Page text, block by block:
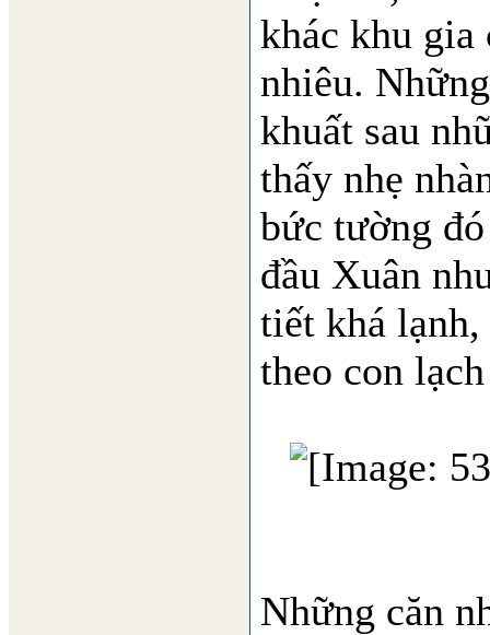
khác khu gia
nhiêu.
khuất sau
thấy nhẹ
bức tường
đầu Xuân
tiết khá
theo con
Những căn